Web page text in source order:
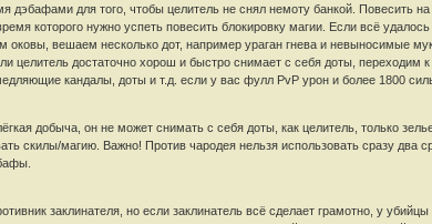
дэбафами для того, чтобы целитель не снял немоту банкой. Повесить
которого нужно успеть повесить блокировку магии. Если всё
оковы, вешаем несколько дот, например ураган гнева и невыносимые
целитель достаточно хорош и быстро снимает с себя доты,
кандалы, доты и т.д. если у вас фулл PvP урон и более 1800
добыча, он не может снимать с себя доты, как целитель, только
скилы/магию. Важно! Против чародея нельзя использовать сразу
заклинателя, но если заклинатель всё сделает грамотно, у